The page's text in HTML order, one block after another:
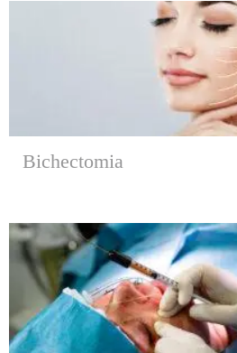
Bichectomia